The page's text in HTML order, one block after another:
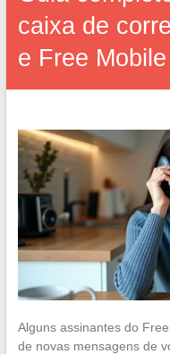
caixa de
e Free Mobile
Alguns assinantes do
de novas mensagens de